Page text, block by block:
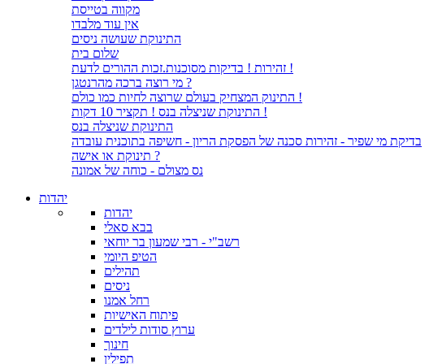
מקווה בטייסת
אין עוד מלבדו
התינוקת שעושה ניסים
שלום בית
זהירות ! בדיקות מסוכנות.זכות ההורים לדעת !
מי רוצה ברכה מהרנטגן ?
התינוק המצחיק בעולם שרוצה לחיות כמו כולם !
התינוקת שניצלה בנס ! תקציר 10 דקות !
התינוקת שניצלה בנס
בדיקת מי שפיר - זהירות סכנה של הפסקת הריון - חשיפה בתוכנית עובדה
תינוקת או אישה ?
נס מצולם - כוחה של אמונה
יהדות
יהדות
בבא סאלי
רשב"י - רבי שמעון בר יוחאי
הטיפ היומי
תהילים
ניסים
רחל אמנו
פיתוח האישיות
ערוץ סודות לילדים
חינוך
תפילין